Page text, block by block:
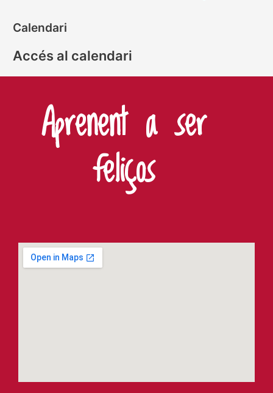
Calendari
Accés al calendari
Aprenent a ser
feliços